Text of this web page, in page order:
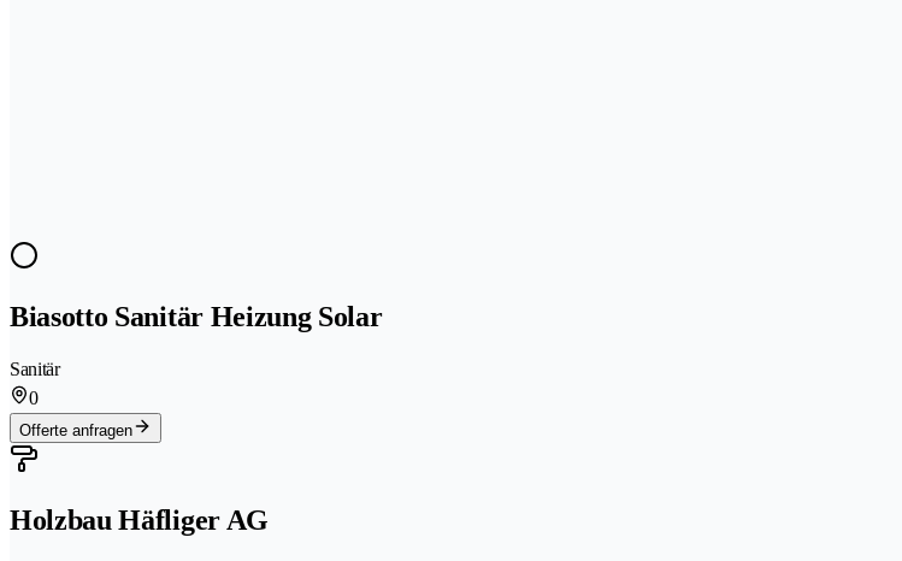
Biasotto Sanitär Heizung Solar
Sanitär
0
Offerte anfragen
Holzbau Häfliger AG